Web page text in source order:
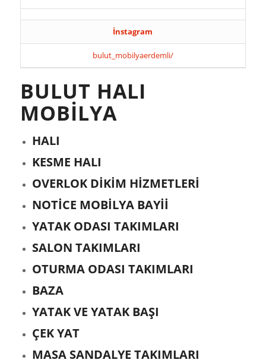
İnstagram
bulut_mobilyaerdemli/
BULUT HALI
MOBİLYA
HALI
KESME HALI
OVERLOK DİKİM HİZMETLERİ
NOTİCE MOBİLYA BAYİİ
YATAK ODASI TAKIMLARI
SALON TAKIMLARI
OTURMA ODASI TAKIMLARI
BAZA
YATAK VE YATAK BAŞI
ÇEK YAT
MASA SANDALYE TAKIMLARI